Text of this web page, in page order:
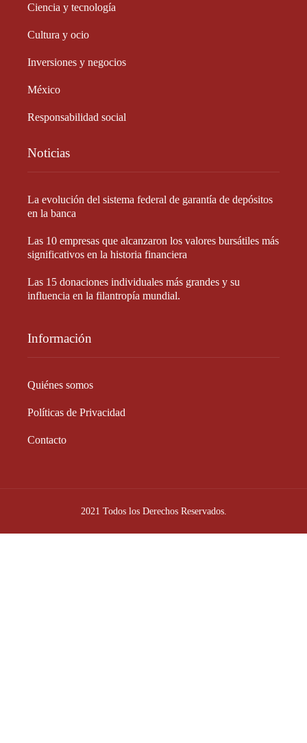
Ciencia y tecnología
Cultura y ocio
Inversiones y negocios
México
Responsabilidad social
Noticias
La evolución del sistema federal de garantía de depósitos
en la banca
Las 10 empresas que alcanzaron los valores bursátiles más
significativos en la historia financiera
Las 15 donaciones individuales más grandes y su
influencia en la filantropía mundial.
Información
Quiénes somos
Políticas de Privacidad
Contacto
2021 Todos los Derechos Reservados.